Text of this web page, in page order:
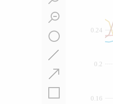
0.24
0.16
0.2